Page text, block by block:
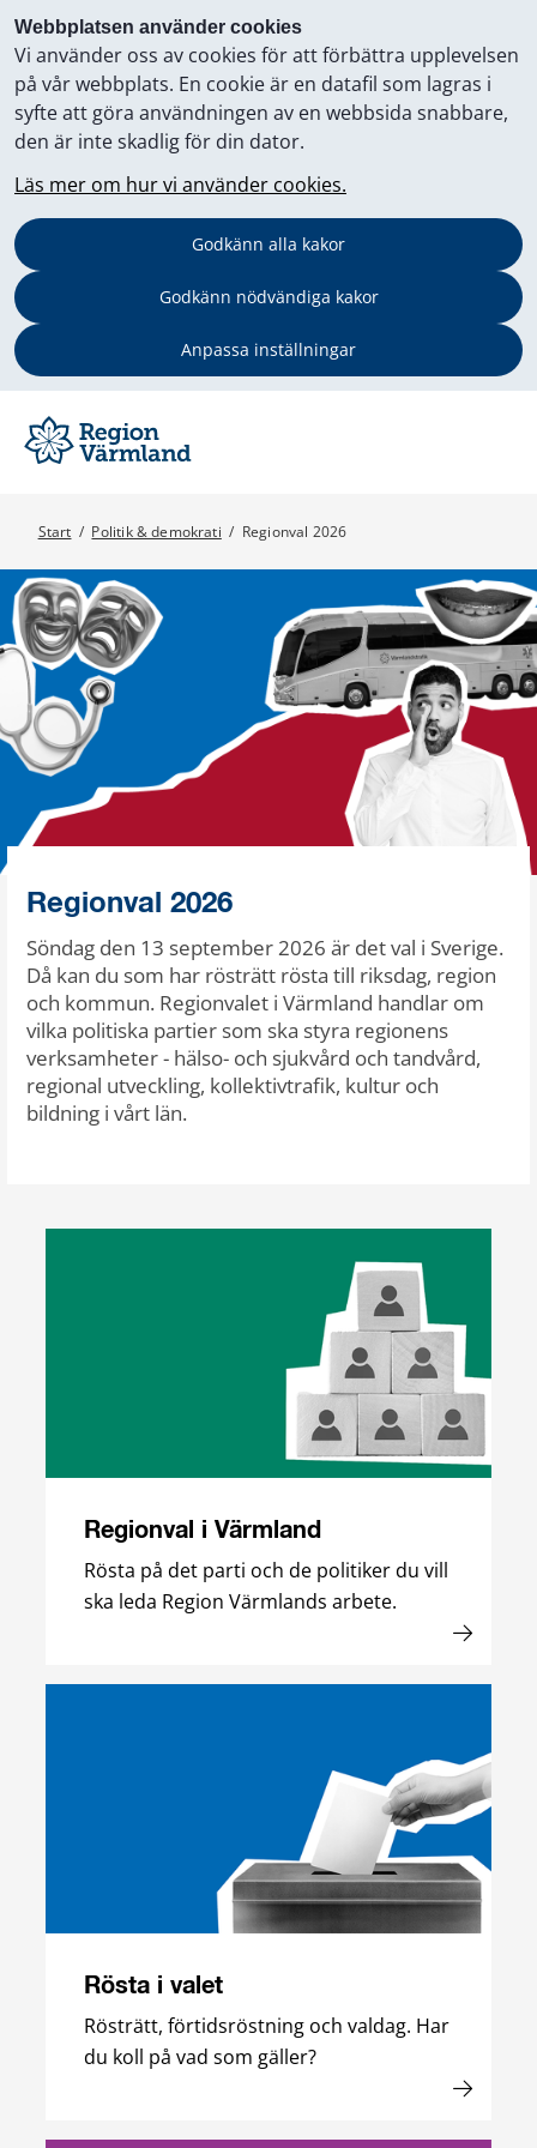
Webbplatsen använder cookies
Vi använder oss av cookies för att förbättra upplevelsen
på vår webbplats. En cookie är en datafil som lagras i
syfte att göra användningen av en webbsida snabbare,
den är inte skadlig för din dator.
Läs mer om hur vi använder cookies.
Godkänn alla kakor
Godkänn nödvändiga kakor
Anpassa inställningar
Start / Politik & demokrati / Regionval 2026
Regionval 2026
Söndag den 13 september 2026 är det val i Sverige.
Då kan du som har rösträtt rösta till riksdag, region
och kommun. Regionvalet i Värmland handlar om
vilka politiska partier som ska styra regionens
verksamheter - hälso- och sjukvård och tandvård,
regional utveckling, kollektivtrafik, kultur och
bildning i vårt län.
Regionval i Värmland
Rösta på det parti och de politiker du vill
ska leda Region Värmlands arbete.
Rösta i valet
Rösträtt, förtidsröstning och valdag. Har
du koll på vad som gäller?